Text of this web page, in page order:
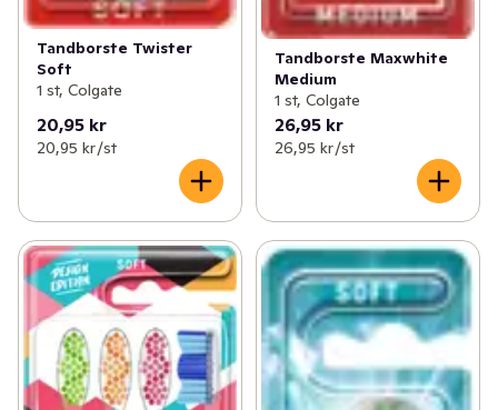
Tandborste Twister
Soft
1 st, Colgate
20,95 kr
20,95 kr /st
Tandborste Maxwhite
Medium
1 st, Colgate
26,95 kr
26,95 kr /st